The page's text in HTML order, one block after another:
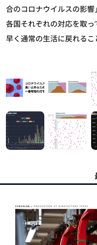
合のコロナウイルスの影響
各国それぞれの対応を取
早く通常の生活に戻れるこ